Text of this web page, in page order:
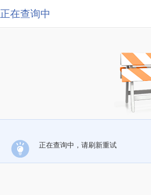
正在查询中
正在查询中，请刷新重试